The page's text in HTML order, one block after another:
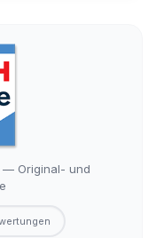
— Original- und